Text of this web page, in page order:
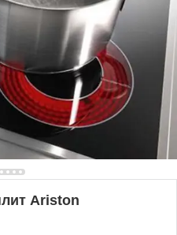
Ariston